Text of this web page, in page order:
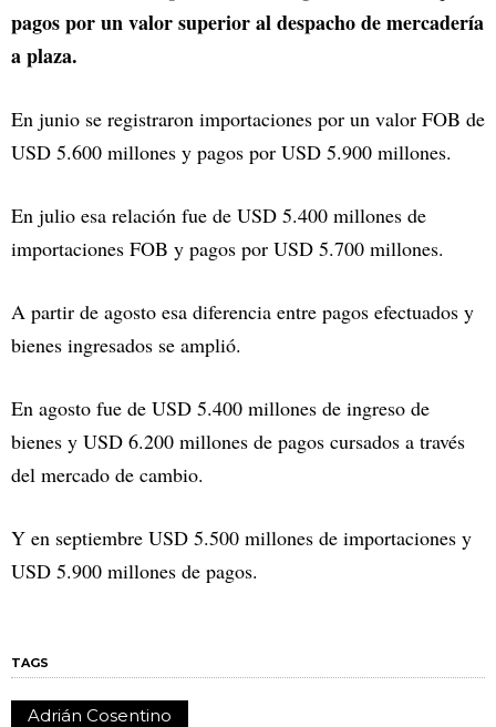
pagos por un valor superior al despacho de mercadería
a plaza.
En junio se registraron importaciones por un valor FOB de
USD 5.600 millones y pagos por USD 5.900 millones.
En julio esa relación fue de USD 5.400 millones de
importaciones FOB y pagos por USD 5.700 millones.
A partir de agosto esa diferencia entre pagos efectuados y
bienes ingresados se amplió.
En agosto fue de USD 5.400 millones de ingreso de
bienes y USD 6.200 millones de pagos cursados a través
del mercado de cambio.
Y en septiembre USD 5.500 millones de importaciones y
USD 5.900 millones de pagos.
TAGS
Adrián Cosentino